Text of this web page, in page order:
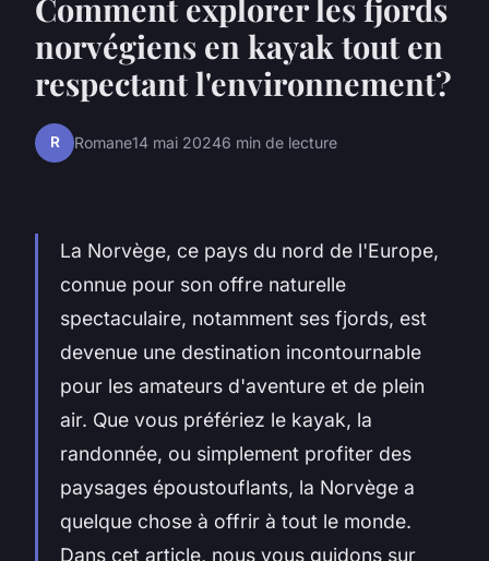
Comment explorer les fjords
norvégiens en kayak tout en
respectant l'environnement?
R Romane14 mai 20246 min de lecture
La Norvège, ce pays du nord de l'Europe,
connue pour son offre naturelle
spectaculaire, notamment ses fjords, est
devenue une destination incontournable
pour les amateurs d'aventure et de plein
air. Que vous préfériez le kayak, la
randonnée, ou simplement profiter des
paysages époustouflants, la Norvège a
quelque chose à offrir à tout le monde.
Dans cet article, nous vous guidons sur